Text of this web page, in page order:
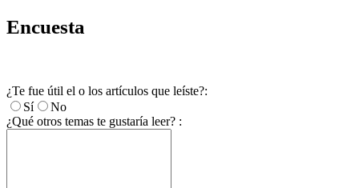
Encuesta
¿Te fue útil el o los artículos que leíste?:
Sí
No
¿Qué otros temas te gustaría leer? :